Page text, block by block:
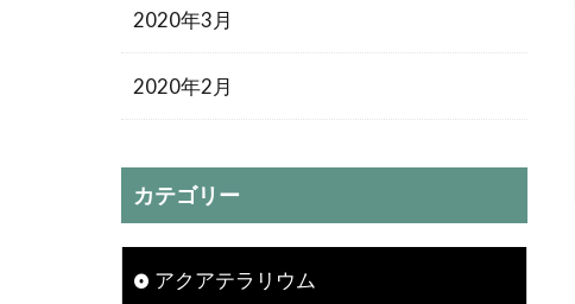
2020年3月
2020年2月
カテゴリー
アクアテラリウム